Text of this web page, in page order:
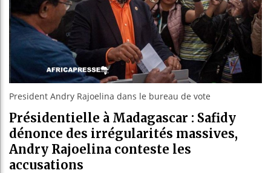
Aliko
President Andry Rajoelina dans le bureau de vote
Présidentielle à Madagascar : Safidy
dénonce des irrégularités massives,
Andry Rajoelina conteste les
accusations